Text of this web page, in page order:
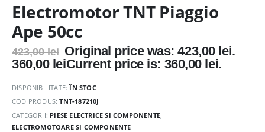
Electromotor TNT Piaggio
Ape 50cc
423,00lei Original price was: 423,00 lei.
360,00 leiCurrent price is: 360,00 lei.
DISPONIBILITATE:ÎN STOC
COD PRODUS:TNT-187210J
CATEGORII: PIESE ELECTRICE SI COMPONENTE
ELECTROMOTOARE SI COMPONENTE